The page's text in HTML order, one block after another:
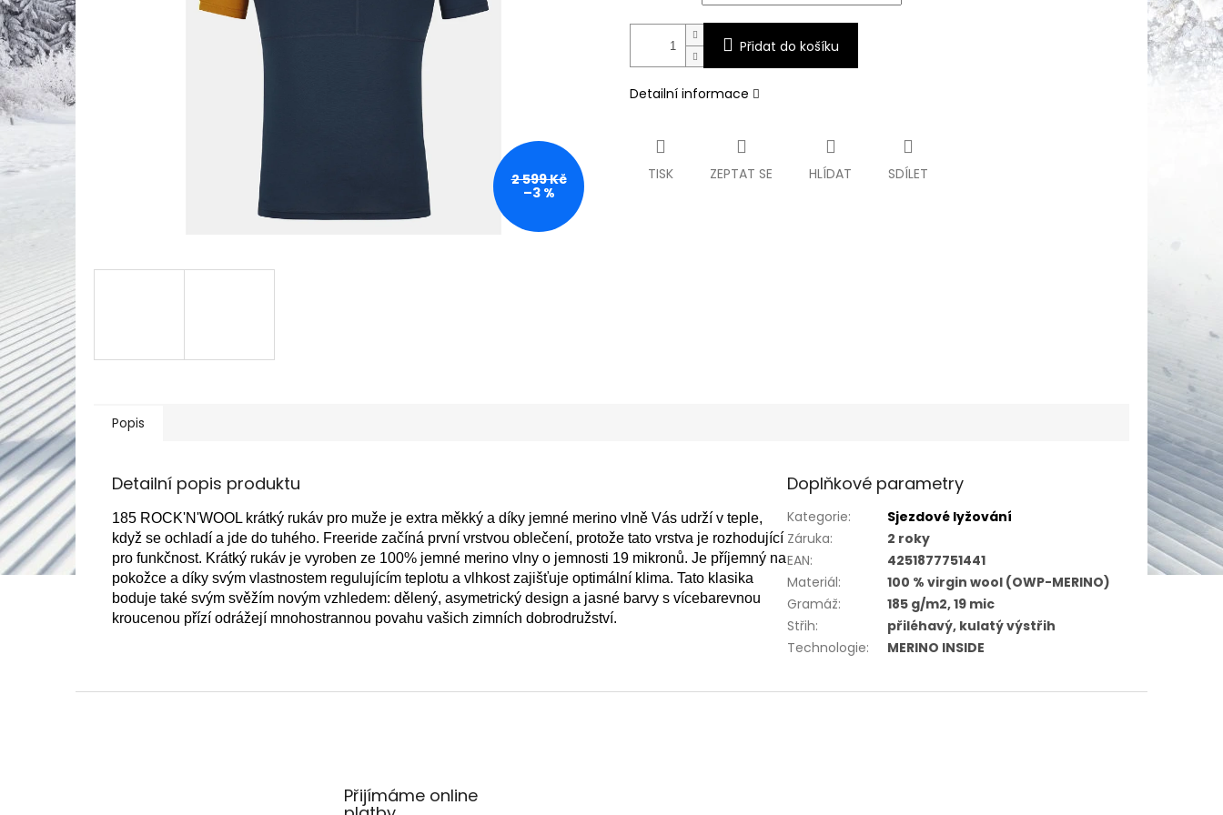
2 599 Kč
–3 %
Přidat do košíku
Detailní informace
TISK ZEPTAT SE HLÍDAT SDÍLET
Popis
Detailní popis produktu
185 ROCK'N'WOOL krátký rukáv pro muže je extra měkký a díky jemné merino vlně Vás udrží v teple,
když se ochladí a jde do tuhého. Freeride začíná první vrstvou oblečení, protože tato vrstva je rozhodující
pro funkčnost. Krátký rukáv je vyroben ze 100% jemné merino vlny o jemnosti 19 mikronů. Je příjemný na
pokožce a díky svým vlastnostem regulujícím teplotu a vlhkost zajišťuje optimální klima. Tato klasika
boduje také svým svěžím novým vzhledem: dělený, asymetrický design a jasné barvy s vícebarevnou
kroucenou přízí odrážejí mnohostrannou povahu vašich zimních dobrodružství.
Doplňkové parametry
Kategorie:
Sjezdové lyžování
Záruka:
2 roky
EAN:
4251877751441
Materiál:
100 % virgin wool (OWP-MERINO)
Gramáž:
185 g/m2, 19 mic
Střih:
přiléhavý, kulatý výstřih
Technologie: MERINO INSIDE
Přijímáme online